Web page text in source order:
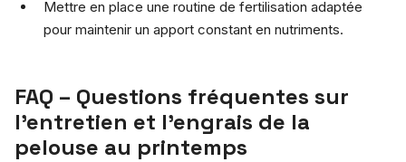
Mettre en place une routine de fertilisation adaptée
pour maintenir un apport constant en nutriments.
FAQ – Questions fréquentes sur
l’entretien et l’engrais de la
pelouse au printemps